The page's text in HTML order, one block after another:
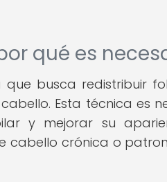
qué es
busca redistribuir
Esta técnica es
y mejorar su
cabello crónica o